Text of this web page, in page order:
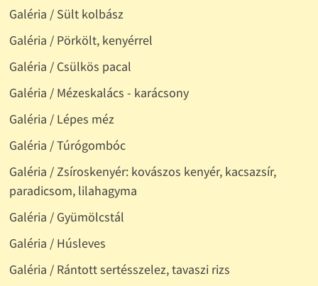
Galéria / Sült kolbász
Galéria / Pörkölt, kenyérrel
Galéria / Csülkös pacal
Galéria / Mézeskalács - karácsony
Galéria / Lépes méz
Galéria / Túrógombóc
Galéria / Zsíroskenyér: kovászos kenyér, kacsazsír,
paradicsom, lilahagyma
Galéria / Gyümölcstál
Galéria / Húsleves
Galéria / Rántott sertésszelez, tavaszi rizs